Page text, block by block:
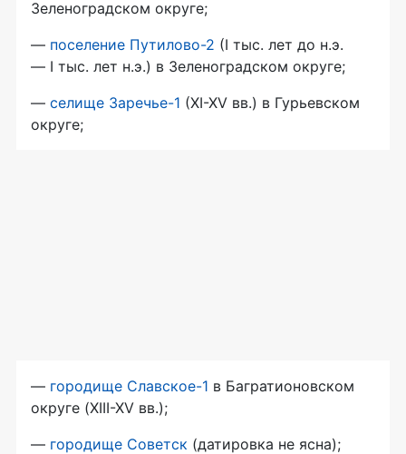
Зеленоградском округе;
— поселение Путилово-2 (I тыс. лет до н.э.
— I тыс. лет н.э.) в Зеленоградском округе;
— селище Заречье-1 (XI-XV вв.) в Гурьевском
округе;
— городище Славское-1 в Багратионовском
округе (XIII-XV вв.);
— городище Советск (датировка не ясна);